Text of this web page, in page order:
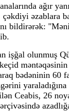
ağır
əzablara
bildirərək:
işğal olunmuş
məntəqəsinin
bədəninin 60
Ceabis, 26